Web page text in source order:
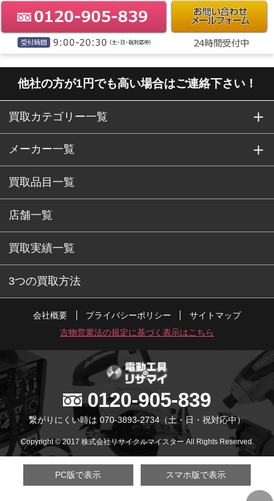
他社の方が1円でも高い場合はご連絡下さい！
買取カテゴリー一覧
メーカー一覧
買取品目一覧
店舗一覧
買取実績一覧
3つの買取方法
会社概要 プライバシーポリシー
サイトマップ
古物営業法の規定に基づく表示はこちら
0120-905-839
繋がりにくい時は 070-3893-2734 （土・日・祝対応中）
Copyright © 2017 株式会社リサイクルマイスター All Rights Reserved.
PC版で表示 スマホ版で表示